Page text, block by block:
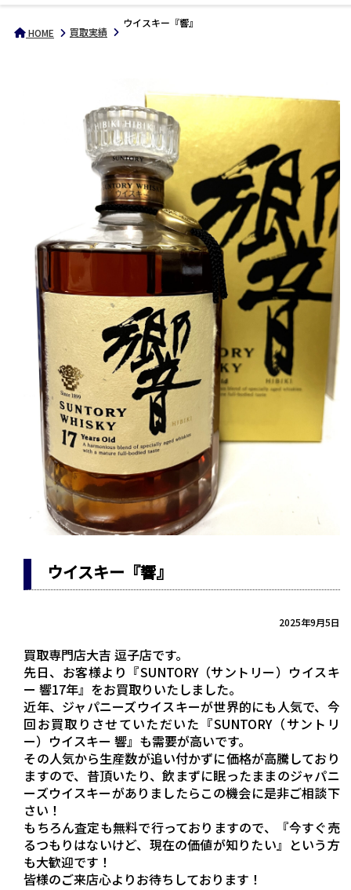
HOME 買取実績
ウイスキー『響』
ウイスキー『響』
2025年9月5日
買取専門店大吉 逗子店です。
先日、お客様より『SUNTORY（サントリー）ウイスキ
ー 響17年』をお買取りいたしました。
近年、ジャパニーズウイスキーが世界的にも人気で、今
回お買取りさせていただいた『SUNTORY（サントリ
ー）ウイスキー 響』も需要が高いです。
その人気から生産数が追い付かずに価格が高騰しており
ますので、昔頂いたり、飲まずに眠ったままのジャパニ
ーズウイスキーがありましたらこの機会に是非ご相談下
さい！
もちろん査定も無料で行っておりますので、『今すぐ売
るつもりはないけど、現在の価値が知りたい』という方
も大歓迎です！
皆様のご来店心よりお待ちしております！